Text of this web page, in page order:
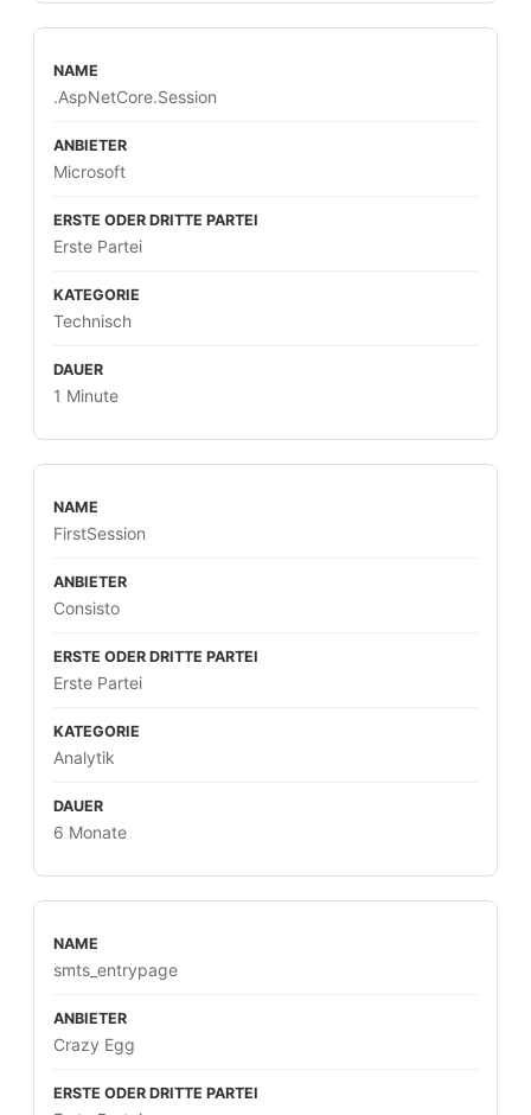
.AspNetCore.Session
Microsoft
Erste Partei
Technisch
1 Minute
FirstSession
Consisto
Erste Partei
Analytik
6 Monate
smts_entrypage
Crazy Egg